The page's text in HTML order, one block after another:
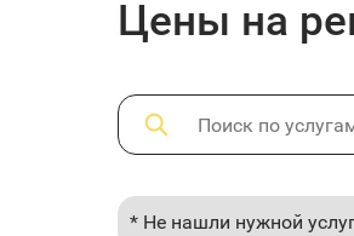
Цены на
* Не нашли нужной